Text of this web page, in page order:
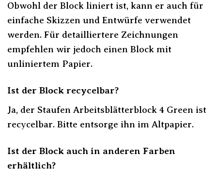
Obwohl der Block liniert ist, kann er auch für
einfache Skizzen und Entwürfe verwendet
werden. Für detailliertere Zeichnungen
empfehlen wir jedoch einen Block mit
unliniertem Papier.
Ist der Block recycelbar?
Ja, der Staufen Arbeitsblätterblock 4 Green ist
recycelbar. Bitte entsorge ihn im Altpapier.
Ist der Block auch in anderen Farben
erhältlich?